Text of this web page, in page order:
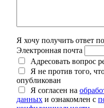
Я хочу получить ответ по
Электронная почта
Адресовать вопрос
Я не против того,
опубликован
Я согласен на
данных и ознакомлен с